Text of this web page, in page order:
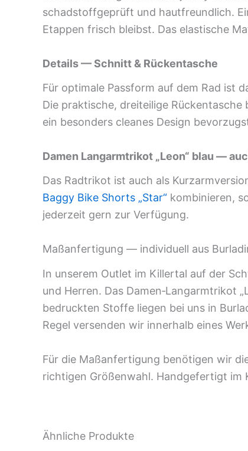
schadstoffgeprüft und hautfreundlich.
Etappen frisch bleibst. Das elastische
Details — Schnitt & Rückentasche
Für optimale Passform auf dem Rad ist
Die praktische, dreiteilige
ein besonders cleanes Design
Damen Langarmtrikot „Leon“ blau —
Das Radtrikot ist auch als
Baggy Bike Shorts „Star“ kombinieren,
jederzeit gern zur Verfügung.
Maßanfertigung — individuell aus
In unserem Outlet im Killertal auf der
und Herren. Das Damen‑Langarmtrikot
bedruckten Stoffe liegen bei uns in
Regel versenden wir innerhalb eines
Für die Maßanfertigung benötigen wir
richtigen Größenwahl. Handgefertigt im
Ähnliche Produkte